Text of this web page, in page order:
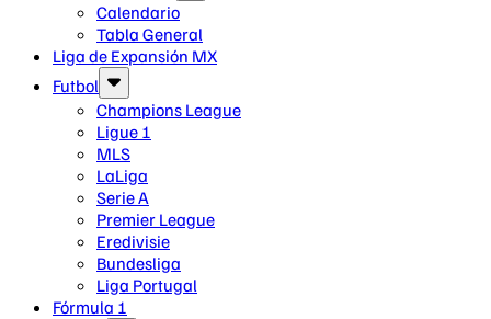
Calendario
Tabla General
Liga de Expansión MX
Futbol
Champions League
Ligue 1
MLS
LaLiga
Serie A
Premier League
Eredivisie
Bundesliga
Liga Portugal
Fórmula 1